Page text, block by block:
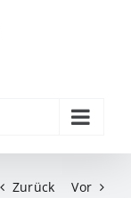
Zurück Vor